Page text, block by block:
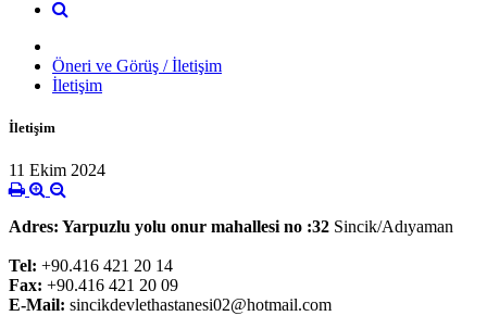
Öneri ve Görüş / İletişim
İletişim
İletişim
11 Ekim 2024
Adres: Yarpuzlu yolu onur mahallesi no :32 Sincik/Adıyaman
Tel: +90.416 421 20 14
Fax: +90.416 421 20 09
E-Mail: sincikdevlethastanesi02@hotmail.com